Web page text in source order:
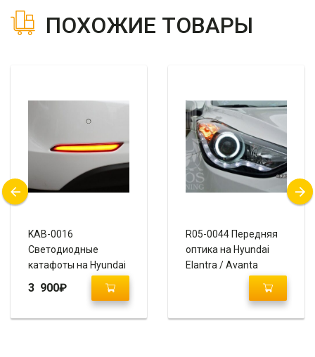
ПОХОЖИЕ ТОВАРЫ
KAB-0016
Светодиодные
катафоты на Hyundai
Elantra / Avante MD
3 900₽
R05-0044 Передняя
оптика на Hyundai
Elantra / Avanta